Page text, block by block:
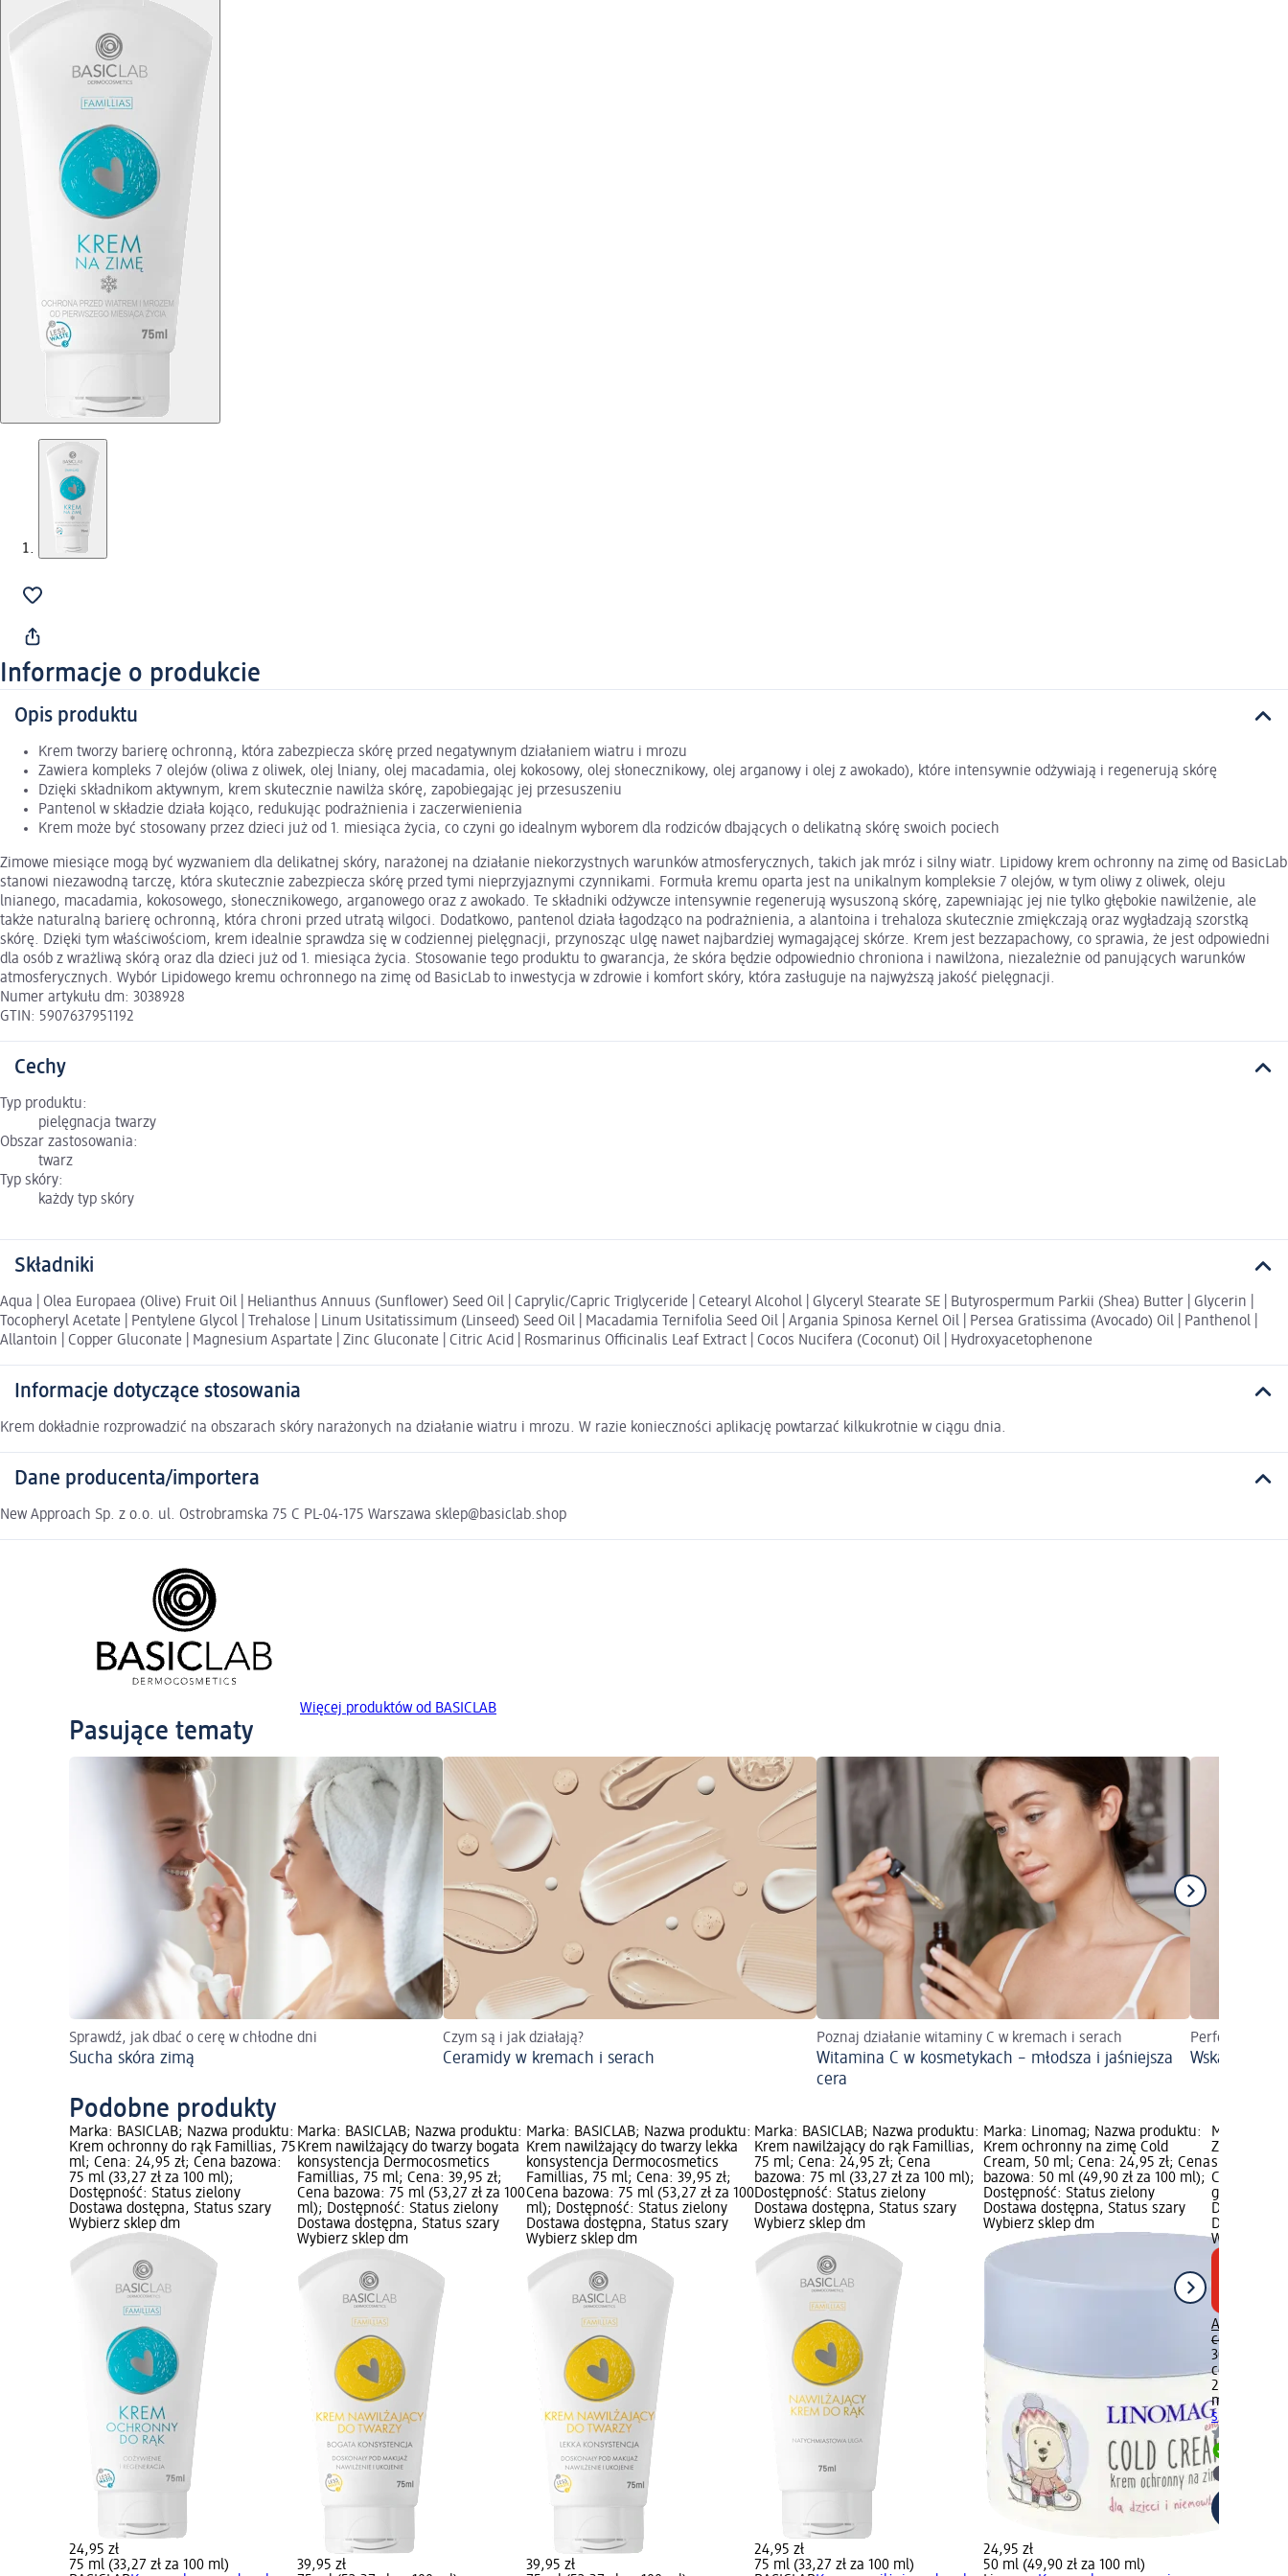
Informacje o produkcie
Opis produktu
Krem tworzy barierę ochronną, która zabezpiecza skórę przed negatywnym działaniem wiatru i mrozu
Zawiera kompleks 7 olejów (oliwa z oliwek, olej lniany, olej macadamia, olej kokosowy, olej słonecznikowy, olej arganowy i olej z awokado), które intensywnie odżywiają i regenerują skórę
Dzięki składnikom aktywnym, krem skutecznie nawilża skórę, zapobiegając jej przesuszeniu
Pantenol w składzie działa kojąco, redukując podrażnienia i zaczerwienienia
Krem może być stosowany przez dzieci już od 1. miesiąca życia, co czyni go idealnym wyborem dla rodziców dbających o delikatną skórę swoich pociech
Zimowe miesiące mogą być wyzwaniem dla delikatnej skóry, narażonej na działanie niekorzystnych warunków atmosferycznych, takich jak mróz i silny wiatr. Lipidowy krem ochronny na zimę od BasicLab
stanowi niezawodną tarczę, która skutecznie zabezpiecza skórę przed tymi nieprzyjaznymi czynnikami. Formuła kremu oparta jest na unikalnym kompleksie 7 olejów, w tym oliwy z oliwek, oleju
lnianego, macadamia, kokosowego, słonecznikowego, arganowego oraz z awokado. Te składniki odżywcze intensywnie regenerują wysuszoną skórę, zapewniając jej nie tylko głębokie nawilżenie, ale
także naturalną barierę ochronną, która chroni przed utratą wilgoci. Dodatkowo, pantenol działa łagodząco na podrażnienia, a alantoina i trehaloza skutecznie zmiękczają oraz wygładzają szorstką
skórę. Dzięki tym właściwościom, krem idealnie sprawdza się w codziennej pielęgnacji, przynosząc ulgę nawet najbardziej wymagającej skórze. Krem jest bezzapachowy, co sprawia, że jest odpowiedni
dla osób z wrażliwą skórą oraz dla dzieci już od 1. miesiąca życia. Stosowanie tego produktu to gwarancja, że skóra będzie odpowiednio chroniona i nawilżona, niezależnie od panujących warunków
atmosferycznych. Wybór Lipidowego kremu ochronnego na zimę od BasicLab to inwestycja w zdrowie i komfort skóry, która zasługuje na najwyższą jakość pielęgnacji.
Numer artykułu dm: 3038928
GTIN: 5907637951192
Cechy
Typ produktu:
pielęgnacja twarzy
Obszar zastosowania:
twarz
Typ skóry:
każdy typ skóry
Składniki
Aqua | Olea Europaea (Olive) Fruit Oil | Helianthus Annuus (Sunflower) Seed Oil | Caprylic/Capric Triglyceride | Cetearyl Alcohol | Glyceryl Stearate SE | Butyrospermum Parkii (Shea) Butter | Glycerin |
Tocopheryl Acetate | Pentylene Glycol | Trehalose | Linum Usitatissimum (Linseed) Seed Oil | Macadamia Ternifolia Seed Oil | Argania Spinosa Kernel Oil | Persea Gratissima (Avocado) Oil | Panthenol |
Allantoin | Copper Gluconate | Magnesium Aspartate | Zinc Gluconate | Citric Acid | Rosmarinus Officinalis Leaf Extract | Cocos Nucifera (Coconut) Oil | Hydroxyacetophenone
Informacje dotyczące stosowania
Krem dokładnie rozprowadzić na obszarach skóry narażonych na działanie wiatru i mrozu. W razie konieczności aplikację powtarzać kilkukrotnie w ciągu dnia.
Dane producenta/importera
New Approach Sp. z o.o. ul. Ostrobramska 75 C PL-04-175 Warszawa sklep@basiclab.shop
Więcej produktów od BASICLAB
Pasujące tematy
Sprawdź, jak dbać o cerę w chłodne dni
Sucha skóra zimą
Czym są i jak działają?
Ceramidy w kremach i serach
Poznaj działanie witaminy C w kremach i serach
Witamina C w kosmetykach – młodsza i jaśniejsza
cera
Perfekcyjny
Wskazówki
Podobne produkty
Marka: BASICLAB; Nazwa produktu:
Krem ochronny do rąk Famillias, 75
ml; Cena: 24,95 zł; Cena bazowa:
75 ml (33,27 zł za 100 ml);
Dostępność: Status zielony
Dostawa dostępna, Status szary
Wybierz sklep dm
24,95 zł
75 ml (33,27 zł za 100 ml)
Marka: BASICLAB; Nazwa produktu:
Krem nawilżający do twarzy bogata
konsystencja Dermocosmetics
Famillias, 75 ml; Cena: 39,95 zł;
Cena bazowa: 75 ml (53,27 zł za 100
ml); Dostępność: Status zielony
Dostawa dostępna, Status szary
Wybierz sklep dm
39,95 zł
Marka: BASICLAB; Nazwa produktu:
Krem nawilżający do twarzy lekka
konsystencja Dermocosmetics
Famillias, 75 ml; Cena: 39,95 zł;
Cena bazowa: 75 ml (53,27 zł za 100
ml); Dostępność: Status zielony
Dostawa dostępna, Status szary
Wybierz sklep dm
39,95 zł
Marka: BASICLAB; Nazwa produktu:
Krem nawilżający do rąk Famillias,
75 ml; Cena: 24,95 zł; Cena
bazowa: 75 ml (33,27 zł za 100 ml);
Dostępność: Status zielony
Dostawa dostępna, Status szary
Wybierz sklep dm
24,95 zł
75 ml (33,27 zł za 100 ml)
Marka: Linomag; Nazwa produktu:
Krem ochronny na zimę Cold
Cream, 50 ml; Cena: 24,95 zł; Cena
bazowa: 50 ml (49,90 zł za 100 ml);
Dostępność: Status zielony
Dostawa dostępna, Status szary
Wybierz sklep dm
24,95 zł
50 ml (49,90 zł za 100 ml)
Marka:
Zimowy
Cena
g);
Dostawa
Wybierz
Aktualna
cena:
30 g (59,83
cena w
27,95 zł
momme